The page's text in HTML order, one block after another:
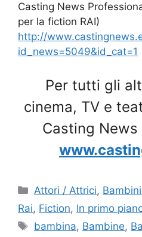
Casting News
per la fiction RAI)
http://
id_news=5049&id_cat=1
Per tutti gli
cinema, TV e
Casting News
Categorie
Attori / Attrici,
Rai, Fiction, In primo
Tag
bambina, Bambine,